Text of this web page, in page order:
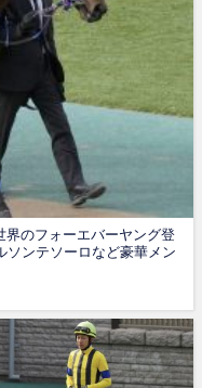
界のフォーエバーヤング登
ソンテソーロなど豪華メン